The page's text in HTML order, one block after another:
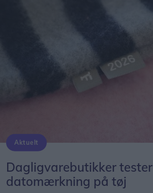
Aktuelt
Dagligvarebutikker tester
datomærkning på tøj